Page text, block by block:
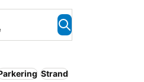
Strand